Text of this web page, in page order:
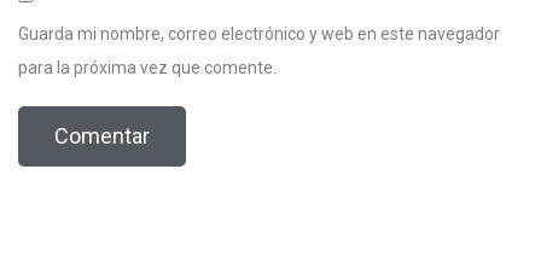
Guarda mi nombre, correo electrónico y web en este navegador
para la próxima vez que comente.